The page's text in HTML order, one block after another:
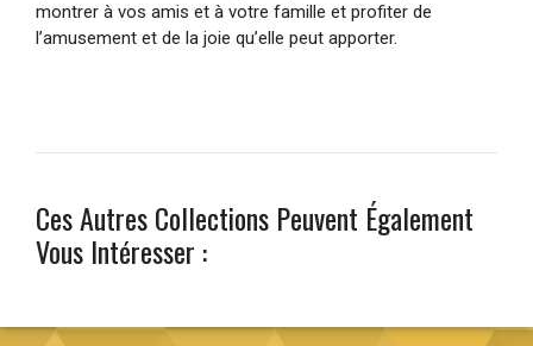
montrer à vos amis et à votre famille et profiter de
l’amusement et de la joie qu’elle peut apporter.
Ces Autres Collections Peuvent Également
Vous Intéresser :